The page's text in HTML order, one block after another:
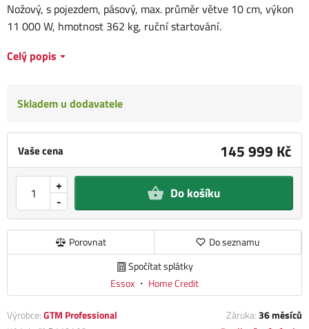
Vaše cena 145 999 Kč
-
+ Do košíku
Porovnat
Do seznamu
Spočítat splátky
Essox ・ Home Credit
Nožový, s pojezdem, pásový, max. průměr větve 10 cm, výkon
11 000 W, hmotnost 362 kg, ruční startování.
Celý popis
Skladem u dodavatele
Výrobce:GTM Professional Záruka:36 měsíců